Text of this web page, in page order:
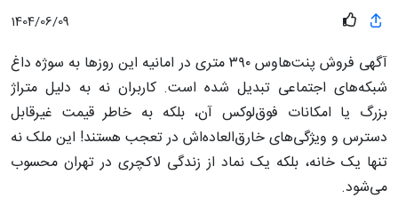
1404/06/09
آگهی فروش پنت‌هاوس ۳۹۰ متری در امانیه این روزها به سوژه داغ
شبکه‌های اجتماعی تبدیل شده است. کاربران نه به دلیل متراژ
بزرگ یا امکانات فوق‌لوکس آن، بلکه به خاطر قیمت غیرقابل
دسترس و ویژگی‌های خارق‌العاده‌اش در تعجب هستند! این ملک نه
تنها یک خانه، بلکه یک نماد از زندگی لاکچری در تهران محسوب
می‌شود.